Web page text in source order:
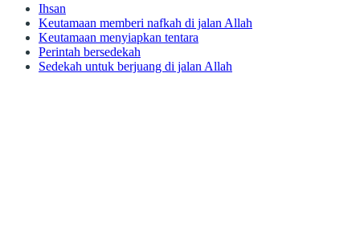
Ihsan
Keutamaan memberi nafkah di jalan Allah
Keutamaan menyiapkan tentara
Perintah bersedekah
Sedekah untuk berjuang di jalan Allah